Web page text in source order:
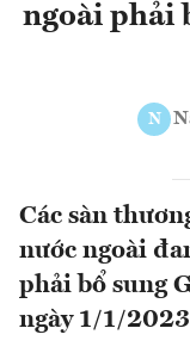
ngoài phải
N
Các sàn
nước ngoài
phải bổ sung
ngày 1/1/